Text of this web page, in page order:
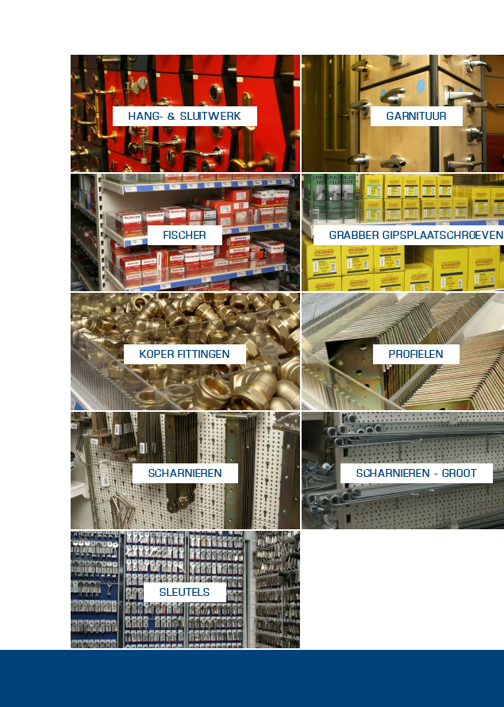
HANG- & SLUITWERK GARNITUUR
FISCHER GRABBER GIPSPLAATSCHROEVEN
KOPER FITTINGEN PROFIELEN
SCHARNIEREN SCHARNIEREN - GROOT
SLEUTELS